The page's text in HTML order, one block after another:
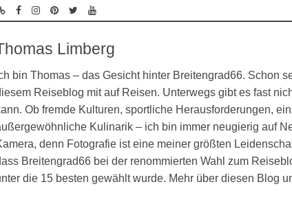
Limberg
bin Thomas – das Gesicht hinter Breitengrad66. Schon
Reiseblog mit auf Reisen. Unterwegs gibt es fast
Ob fremde Kulturen, sportliche Herausforderungen,
Kulinarik – ich bin immer neugierig auf
denn Fotografie ist eine meiner größten
Breitengrad66 bei der renommierten Wahl zum
die 15 besten gewählt wurde. Mehr über diesen Blog